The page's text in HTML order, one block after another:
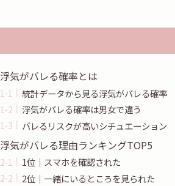
浮気がバレる確率とは
統計データから見る浮気がバレる確率
浮気がバレる確率は男女で違う
バレるリスクが高いシチュエーション
浮気がバレる理由ランキングTOP5
1位｜スマホを確認された
2位｜一緒にいるところを見られた